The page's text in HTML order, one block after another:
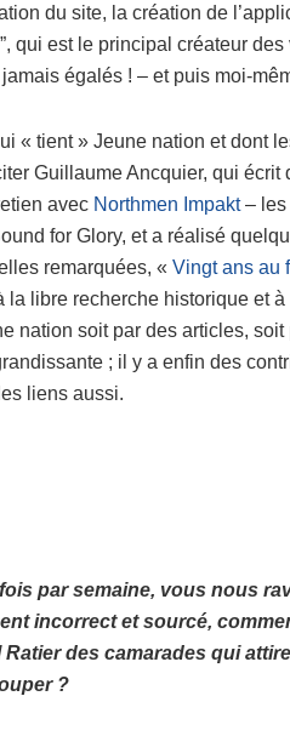
du site, la création de
qui est le principal créateur
égalés ! – et puis moi-
« tient » Jeune nation et dont
Guillaume Ancquier, qui
avec Northmen Impakt– les
for Glory, et a réalisé
remarquées, « Vingt ans au
la libre recherche historique et
nation soit par des articles,
; il y a enfin des
liens aussi.
par semaine, vous nous
incorrect et sourcé,
Ratier des camarades qui
?